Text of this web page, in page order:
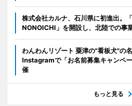
株式会社カルナ、石川県に初進出。
NONOICHI」を開設し、北陸での事
わんわんリゾート 粟津の"看板犬"の
Instagramで「お名前募集キャンペ
催
もっと見る